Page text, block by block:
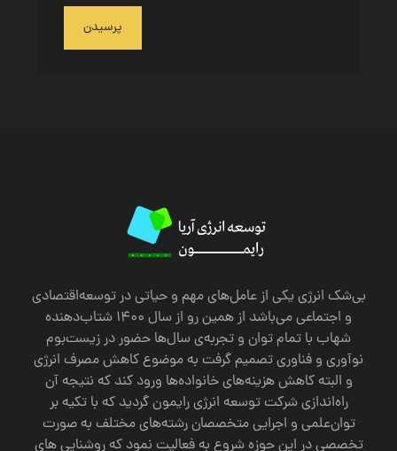
پرسیدن
بی‌شک انرژی یکی از عامل‌های مهم و حیاتی در توسعه‌اقتصادی
و اجتماعی می‌باشد از همین رو از سال 1400 شتاب‌دهنده
شهاب با تمام توان و تجربه‌ی سال‌ها حضور در زیست‌بوم
نوآوری و فناوری تصمیم گرفت به موضوع کاهش مصرف انرژی
‌و البته کاهش هزینه‌های خانواده‌ها ورود کند که نتیجه آن
راه‌اندازی شرکت توسعه انرژی رایمون گردید که با تکیه‌ بر
توان‌علمی و اجرایی متخصصان رشته‌های مختلف به صورت
تخصصی در این حوزه شروع به فعالیت نمود که روشنایی های